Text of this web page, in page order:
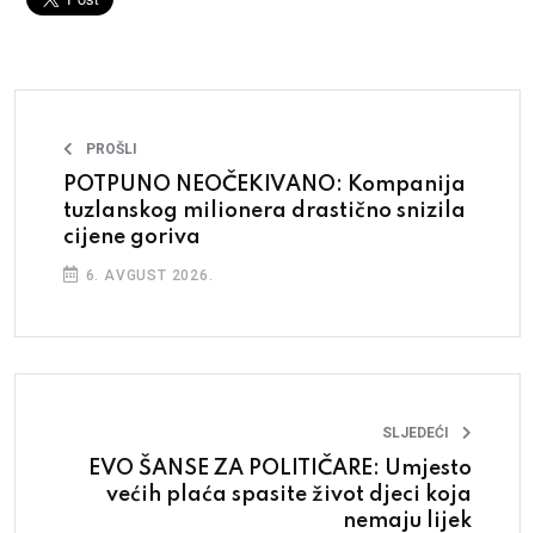
PROŠLI
POTPUNO NEOČEKIVANO: Kompanija
tuzlanskog milionera drastično snizila
cijene goriva
6. AVGUST 2026.
SLJEDEĆI
EVO ŠANSE ZA POLITIČARE: Umjesto
većih plaća spasite život djeci koja
nemaju lijek